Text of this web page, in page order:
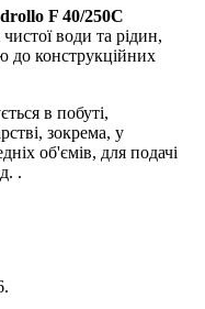
F 40/250C
води та рідин,
до конструкційних
в побуті,
зокрема, у
об'ємів, для подачі
.